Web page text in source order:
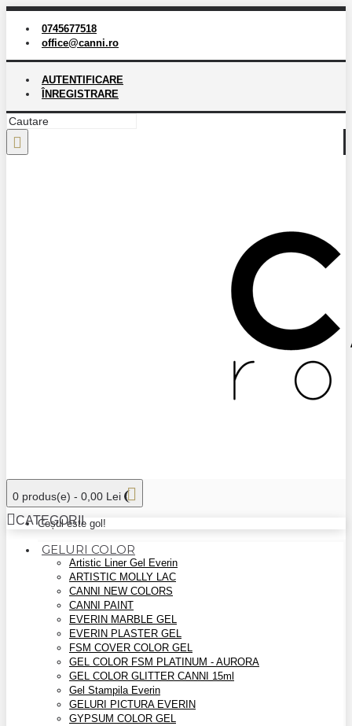
0745677518
office@canni.ro
AUTENTIFICARE
ÎNREGISTRARE
0 produs(e) - 0,00 Lei
Coșul este gol!
CATEGORII
GELURI COLOR
Artistic Liner Gel Everin
ARTISTIC MOLLY LAC
CANNI NEW COLORS
CANNI PAINT
EVERIN MARBLE GEL
EVERIN PLASTER GEL
FSM COVER COLOR GEL
GEL COLOR FSM PLATINUM - AURORA
GEL COLOR GLITTER CANNI 15ml
Gel Stampila Everin
GELURI PICTURA EVERIN
GYPSUM COLOR GEL